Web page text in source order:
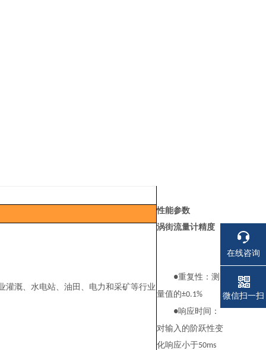
灌溉、水电站、油田、电力和采矿等行业
性能参数
涡街流量计精度
●重复性：测
量值的±0.1%
●响应时间：
对输入的阶跃性变
化响应小于50ms
在线咨询
微信扫一扫